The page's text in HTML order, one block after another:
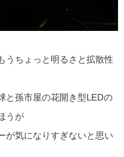
うちょっと明るさと拡散性
と孫市屋の花開き型LEDの
うが
が気になりすぎないと思い